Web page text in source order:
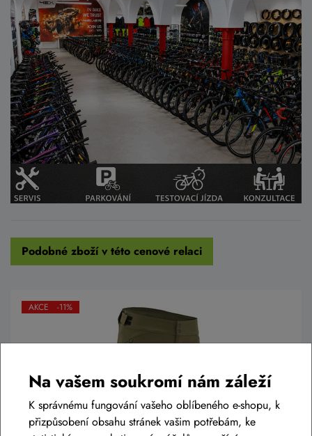
Podobné zboží v této cenové relaci
AKCE -11%
Na vašem soukromí nám záleží
K správnému fungování vašeho oblíbeného e-shopu, k
přizpůsobení obsahu stránek vašim potřebám, ke